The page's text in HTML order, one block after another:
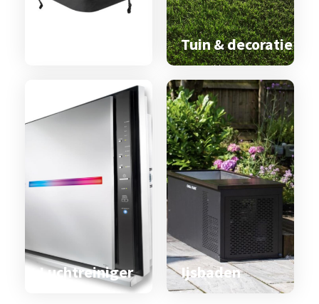
Spa & zwemspa
Tuin & decoratie
Luchtreiniger Ijsbaden